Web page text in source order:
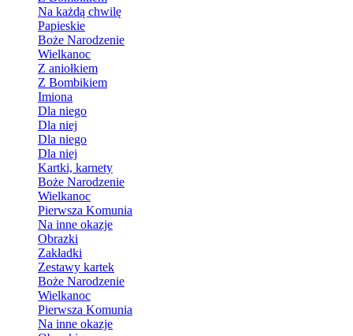
Na każdą chwilę
Papieskie
Boże Narodzenie
Wielkanoc
Z aniołkiem
Z Bombikiem
Imiona
Dla niego
Dla niej
Dla niego
Dla niej
Kartki, karnety
Boże Narodzenie
Wielkanoc
Pierwsza Komunia
Na inne okazje
Obrazki
Zakładki
Zestawy kartek
Boże Narodzenie
Wielkanoc
Pierwsza Komunia
Na inne okazje